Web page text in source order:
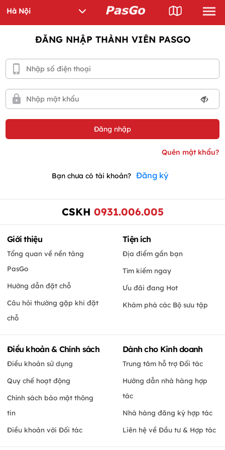
ĐĂNG NHẬP THÀNH VIÊN PASGO
Bạn chưa có tài khoản? Đăng ký
CSKH 0931.006.005
Giới thiệu
Tổng quan về nền tảng
PasGo
Hướng dẫn đặt chỗ
Câu hỏi thường gặp khi đặt
chỗ
Tiện ích
Địa điểm gần bạn
Tìm kiếm ngay
Ưu đãi đang Hot
Khám phá các Bộ sưu tập
Điều khoản & Chính sách
Điều khoản sử dụng
Quy chế hoạt động
Chính sách bảo mật thông
tin
Điều khoản với Đối tác
Dành cho Kinh doanh
Trung tâm hỗ trợ Đối tác
Hướng dẫn nhà hàng hợp
tác
Nhà hàng đăng ký hợp tác
Liên hệ về Đầu tư & Hợp tác